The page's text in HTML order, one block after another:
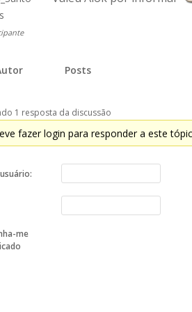
s
Posts
1 resposta da discussão
fazer login para responder a este
me